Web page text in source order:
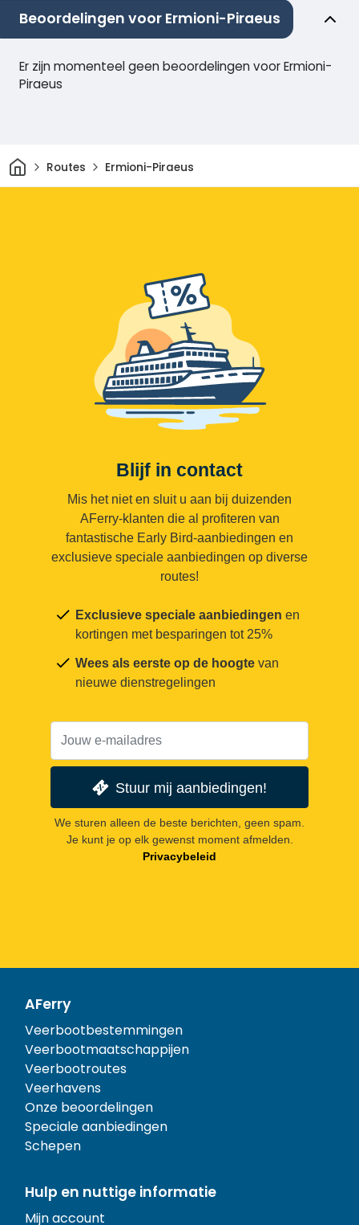
Beoordelingen voor Ermioni-Piraeus
Er zijn momenteel geen beoordelingen voor Ermioni-
Piraeus
ThuisRoutes Ermioni-Piraeus
Blijf in contact
Mis het niet en sluit u aan bij duizenden
AFerry-klanten die al profiteren van
fantastische Early Bird-aanbiedingen en
exclusieve speciale aanbiedingen op diverse
routes!
Exclusieve speciale aanbiedingen en
kortingen met besparingen tot 25%
Wees als eerste op de hoogte van
nieuwe dienstregelingen
Stuur mij aanbiedingen!
We sturen alleen de beste berichten, geen spam.
Je kunt je op elk gewenst moment afmelden.
Privacybeleid
AFerry
Veerbootbestemmingen
Veerbootmaatschappijen
Veerbootroutes
Veerhavens
Onze beoordelingen
Speciale aanbiedingen
Schepen
Hulp en nuttige informatie
Mijn account